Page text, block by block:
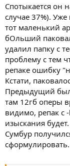
Спотыкается он
случае 37%).
тот маленький
бОльший
удалил папку с
проблему с тем
репаке ошибку
Кстати,
Предыдущий был
там 12гб оперы
видимо, репак с
изыскания будет.
Сумбур
сформулировать.